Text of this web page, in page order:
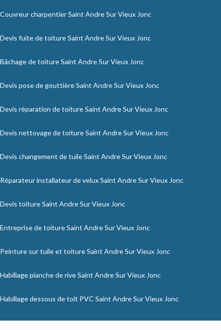
Couvreur charpentier Saint Andre Sur Vieux Jonc
Devis fuite de toiture Saint Andre Sur Vieux Jonc
Bâchage de toiture Saint Andre Sur Vieux Jonc
Devis pose de gouttière Saint Andre Sur Vieux Jonc
Devis réparation de toiture Saint Andre Sur Vieux Jonc
Devis nettoyage de toiture Saint Andre Sur Vieux Jonc
Devis changement de tuile Saint Andre Sur Vieux Jonc
Réparateur installateur de velux Saint Andre Sur Vieux Jonc
Devis toiture Saint Andre Sur Vieux Jonc
Entreprise de toiture Saint Andre Sur Vieux Jonc
Peinture sur tuile et toiture Saint Andre Sur Vieux Jonc
Habillage planche de rive Saint Andre Sur Vieux Jonc
Habillage dessous de toit PVC Saint Andre Sur Vieux Jonc